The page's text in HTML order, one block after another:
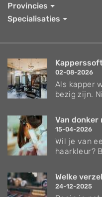
Provincies
Specialisaties
02-08-2026
Als kapper
bezig zijn.
Van donker
15-04-2026
Wil je van
haarkleur?
Welke
24-12-2025